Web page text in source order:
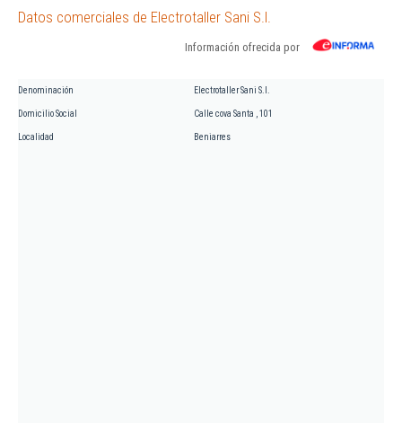
Datos comerciales de Electrotaller Sani S.l.
Información ofrecida por
Denominación Electrotaller Sani S.l.
Domicilio Social Calle cova Santa , 101
Localidad Beniarres